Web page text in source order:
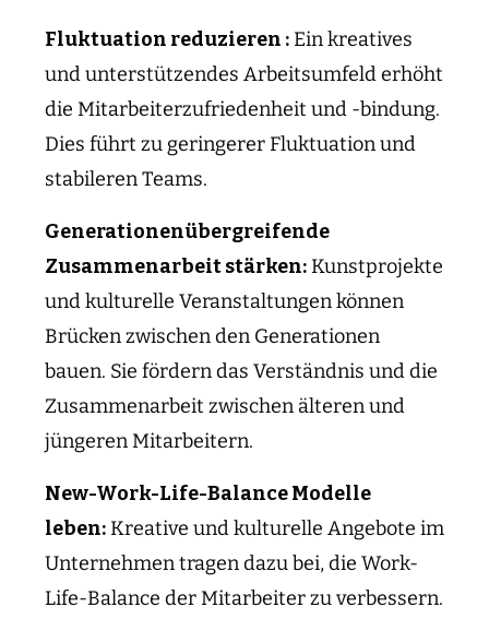
Fluktuation reduzieren :Ein kreatives
und unterstützendes Arbeitsumfeld erhöht
die Mitarbeiterzufriedenheit und -bindung.
Dies führt zu geringerer Fluktuation und
stabileren Teams.
Generationenübergreifende
Zusammenarbeit stärken:Kunstprojekte
und kulturelle Veranstaltungen können
Brücken zwischen den Generationen
bauen. Sie fördern das Verständnis und die
Zusammenarbeit zwischen älteren und
jüngeren Mitarbeitern.
New-Work-Life-Balance Modelle
leben:Kreative und kulturelle Angebote im
Unternehmen tragen dazu bei, die Work-
Life-Balance der Mitarbeiter zu verbessern.